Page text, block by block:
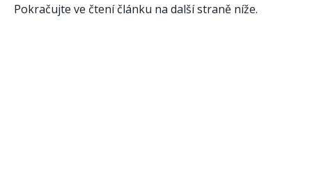
Pokračujte ve čtení článku na další straně níže.